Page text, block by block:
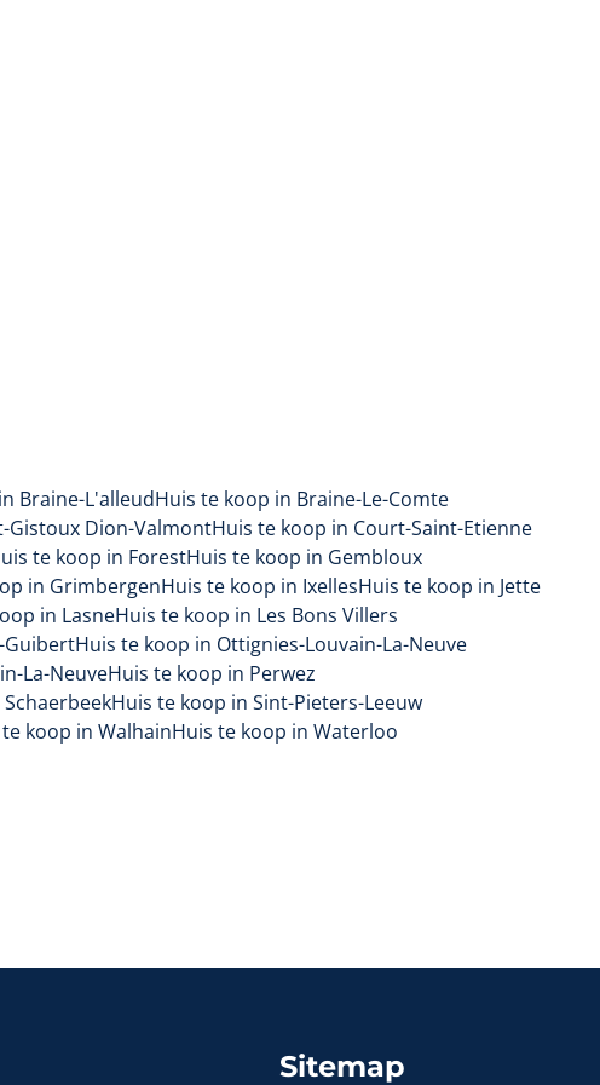
Braine-L'alleudHuis te koop in Braine-Le-Comte
Gistoux Dion-ValmontHuis te koop in Court-Saint-Etienne
te koop in ForestHuis te koop in Gembloux
in GrimbergenHuis te koop in IxellesHuis te koop in Jette
in LasneHuis te koop in Les Bons Villers
GuibertHuis te koop in Ottignies-Louvain-La-Neuve
La-NeuveHuis te koop in Perwez
Huis te koop in Sint-Pieters-Leeuw
koop in WalhainHuis te koop in Waterloo
Sitemap